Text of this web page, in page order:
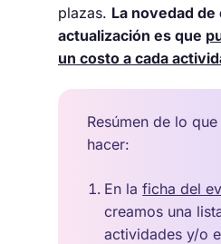
plazas. La novedad
actualización es que
un costo a cada
Resúmen de lo
hacer:
En laficha del
creamos una
actividades y/o